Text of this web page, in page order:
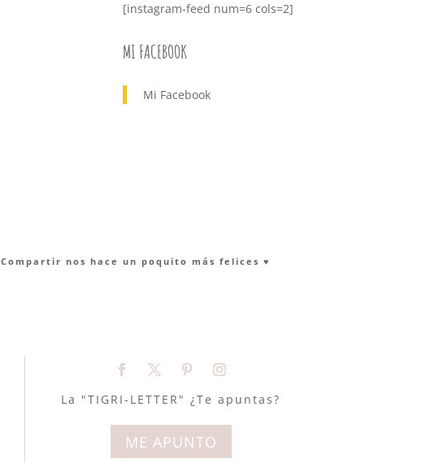
[instagram-feed num=6 cols=2]
MI FACEBOOK
Mi Facebook
Compartir nos hace un poquito más felices ♥︎
La "TIGRI-LETTER" ¿Te apuntas?
ME APUNTO